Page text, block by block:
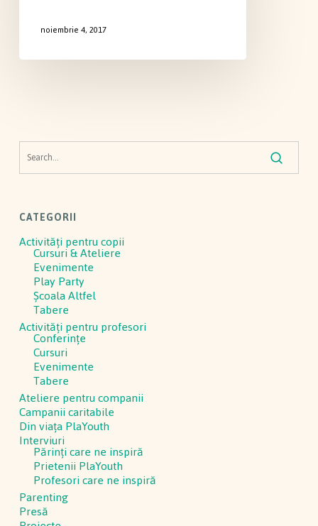
noiembrie 4, 2017
CATEGORII
Activităţi pentru copii
Cursuri & Ateliere
Evenimente
Play Party
Școala Altfel
Tabere
Activităţi pentru profesori
Conferinţe
Cursuri
Evenimente
Tabere
Ateliere pentru companii
Campanii caritabile
Din viața PlaYouth
Interviuri
Părinți care ne inspiră
Prietenii PlaYouth
Profesori care ne inspiră
Parenting
Presă